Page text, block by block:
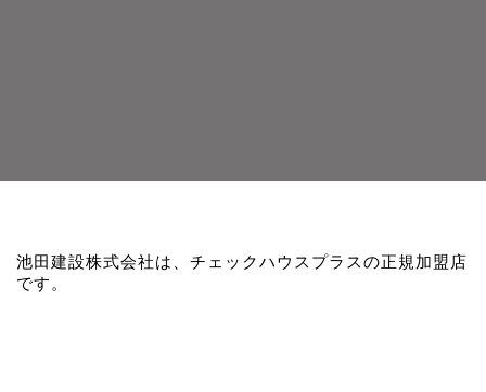
池田建設株式会社は、チェックハウスプラスの正規加盟店
です。